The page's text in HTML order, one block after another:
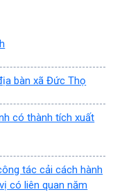
bàn xã Đức Thọ
có thành tích xuất
tác cải cách hành
có liên quan năm